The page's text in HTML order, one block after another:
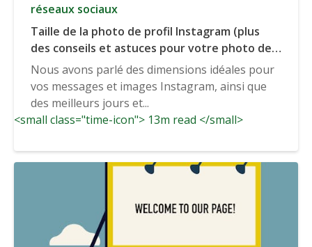
réseaux sociaux
Taille de la photo de profil Instagram (plus
des conseils et astuces pour votre photo de
profil Instagram).
Nous avons parlé des dimensions idéales pour
vos messages et images Instagram, ainsi que
des meilleurs jours et...
<small class="time-icon"> 13m read </small>